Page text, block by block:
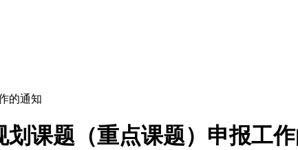
的通知
课题（重点课题）申报工